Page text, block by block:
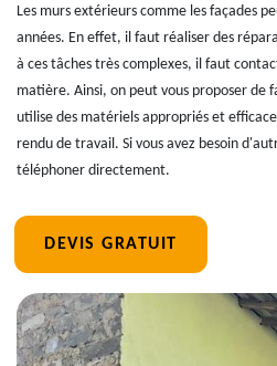
Les murs extérieurs comme les façades
années. En effet, il faut réaliser des
à ces tâches très complexes, il faut
matière. Ainsi, on peut vous proposer de
utilise des matériels appropriés et
rendu de travail. Si vous avez besoin
téléphoner directement.
DEVIS GRATUIT